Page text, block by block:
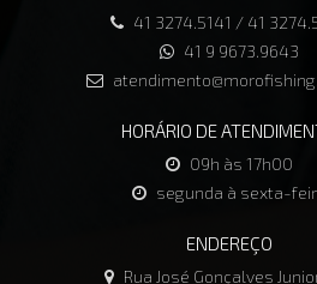
41 3274.5141 / 41
41 9 9673.9643
HORÁRIO DE
09h às 17h00
segunda à sexta-
ENDEREÇO
Rua José Gonçalves